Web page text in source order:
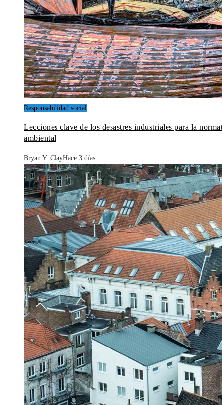
Responsabilidad social
Lecciones clave de los desastres industriales para la
ambiental
Bryan Y. ClayHace 3 días